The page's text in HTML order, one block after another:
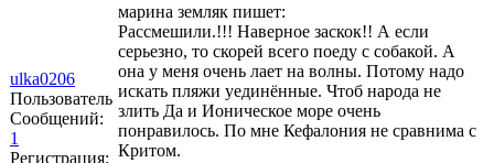
ulka0206
Пользователь
Сообщений:
1
Регистрация:
марина земляк пишет:
Рассмешили.!!! Наверное заскок!! А если
серьезно, то скорей всего поеду с собакой. А
она у меня очень лает на волны. Потому надо
искать пляжи уединённые. Чтоб народа не
злить Да и Ионическое море очень
понравилось. По мне Кефалония не сравнима с
Критом.